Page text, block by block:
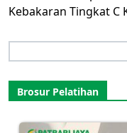
Kebakaran Tingkat C
for:
Brosur Pelatihan